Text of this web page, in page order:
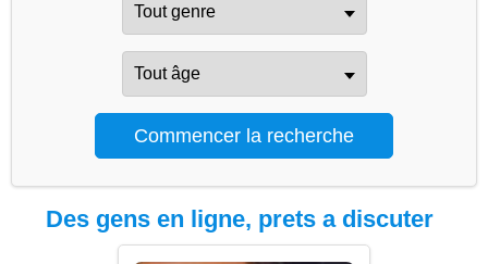
Des gens en ligne, prets a discuter